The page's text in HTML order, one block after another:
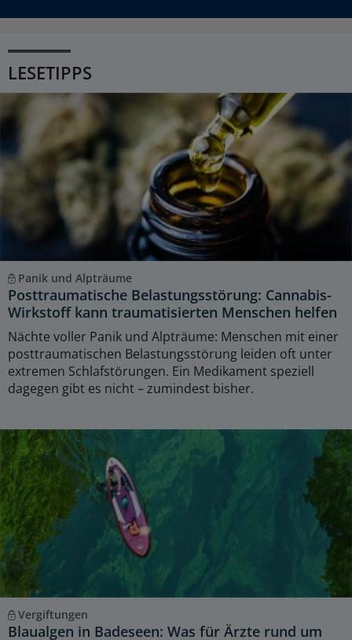
LESETIPPS
Panik und Alpträume
Posttraumatische Belastungsstörung: Cannabis-
Wirkstoff kann traumatisierten Menschen helfen
Nächte voller Panik und Alpträume: Menschen mit einer
posttraumatischen Belastungsstörung leiden oft unter
extremen Schlafstörungen. Ein Medikament speziell
dagegen gibt es nicht – zumindest bisher.
Vergiftungen
Blaualgen in Badeseen: Was für Ärzte rund um